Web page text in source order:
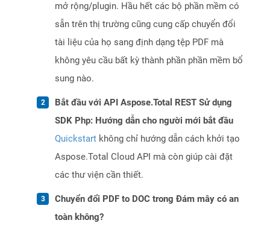
mở rộng/plugin. Hầu hết các bộ phần mềm có
sẵn trên thị trường cũng cung cấp chuyển đổi
tài liệu của họ sang định dạng tệp PDF mà
không yêu cầu bất kỳ thành phần phần mềm bổ
sung nào.
Bắt đầu với API Aspose.Total REST Sử dụng
SDK Php: Hướng dẫn cho người mới bắt đầu
Quickstart không chỉ hướng dẫn cách khởi tạo
Aspose.Total Cloud API mà còn giúp cài đặt
các thư viện cần thiết.
Chuyển đổi PDF to DOC trong Đám mây có an
toàn không?